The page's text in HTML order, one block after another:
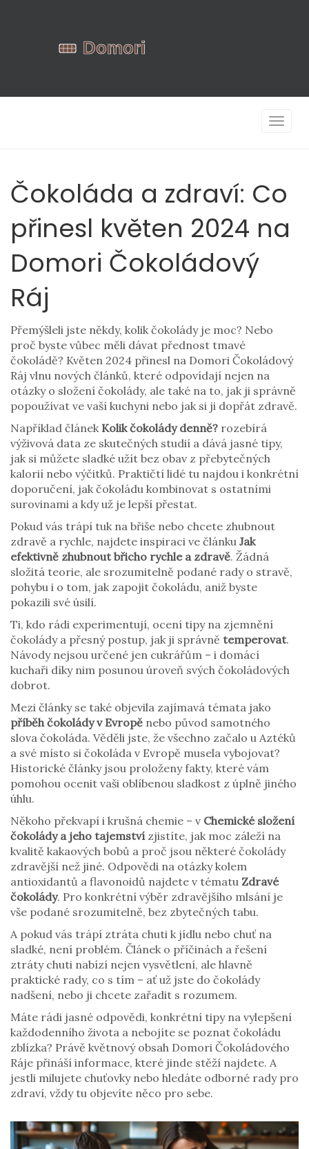
Čokoláda a zdraví: Co
přinesl květen 2024 na
Domori Čokoládový
Ráj
Přemýšleli jste někdy, kolik čokolády je moc? Nebo
proč byste vůbec měli dávat přednost tmavé
čokoládě? Květen 2024 přinesl na Domori Čokoládový
Ráj vlnu nových článků, které odpovídají nejen na
otázky o složení čokolády, ale také na to, jak ji správně
popoužívat ve vaší kuchyni nebo jak si ji dopřát zdravě.
Například článek Kolik čokolády denně? rozebírá
výživová data ze skutečných studií a dává jasné tipy,
jak si můžete sladké užít bez obav z přebytečných
kalorií nebo výčitků. Praktičtí lidé tu najdou i konkrétní
doporučení, jak čokoládu kombinovat s ostatními
surovinami a kdy už je lepší přestat.
Pokud vás trápí tuk na břiše nebo chcete zhubnout
zdravě a rychle, najdete inspiraci ve článku Jak
efektivně zhubnout břicho rychle a zdravě. Žádná
složitá teorie, ale srozumitelně podané rady o stravě,
pohybu i o tom, jak zapojit čokoládu, aniž byste
pokazili své úsilí.
Ti, kdo rádi experimentují, ocení tipy na zjemnění
čokolády a přesný postup, jak ji správně temperovat.
Návody nejsou určené jen cukrářům – i domácí
kuchaři díky nim posunou úroveň svých čokoládových
dobrot.
Mezi články se také objevila zajímavá témata jako
příběh čokolády v Evropě nebo původ samotného
slova čokoláda. Věděli jste, že všechno začalo u Aztéků
a své místo si čokoláda v Evropě musela vybojovat?
Historické články jsou proloženy fakty, které vám
pomohou ocenit vaši oblíbenou sladkost z úplně jiného
úhlu.
Někoho překvapí i krušná chemie – v Chemické složení
čokolády a jeho tajemstvízjistíte, jak moc záleží na
kvalitě kakaových bobů a proč jsou některé čokolády
zdravější než jiné. Odpovědi na otázky kolem
antioxidantů a flavonoidů najdete v tématu Zdravé
čokolády. Pro konkrétní výběr zdravějšího mlsání je
vše podané srozumitelně, bez zbytečných tabu.
A pokud vás trápí ztráta chuti k jídlu nebo chuť na
sladké, není problém. Článek o příčinách a řešení
ztráty chuti nabízí nejen vysvětlení, ale hlavně
praktické rady, co s tím – ať už jste do čokolády
nadšení, nebo ji chcete zařadit s rozumem.
Máte rádi jasné odpovědi, konkrétní tipy na vylepšení
každodenního života a nebojíte se poznat čokoládu
zblízka? Právě květnový obsah Domori Čokoládového
Ráje přináší informace, které jinde stěží najdete. A
jestli milujete chuťovky nebo hledáte odborné rady pro
zdraví, vždy tu objevíte něco pro sebe.